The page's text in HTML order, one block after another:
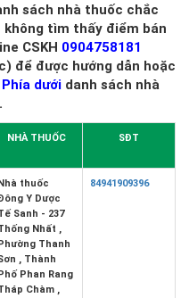
sách nhà thuốc chắc
không tìm thấy điểm bán
CSKH 0904758181
để được hướng dẫn hoặc
dưới danh sách nhà
NHÀ THUỐC SĐT
thuốc
Y Dược
Sanh - 237
Nhất ,
Thanh
, Thành
Phan Rang
Chàm ,
84941909396